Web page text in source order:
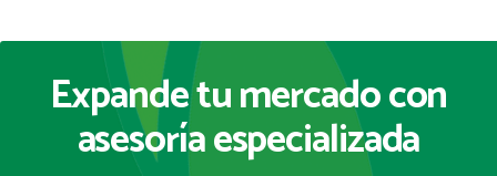
Expande tu mercado con
asesoría especializada